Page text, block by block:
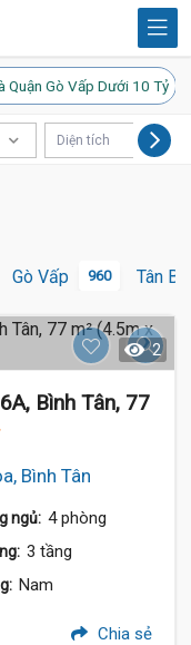
Quận Gò Vấp Dưới 10 Tỷ
Diện tích
Gò Vấp 960 Tân
2
Bình Tân, 77
Bình Tân
ngủ: 4 phòng
3 tầng
Nam
Chia sẻ